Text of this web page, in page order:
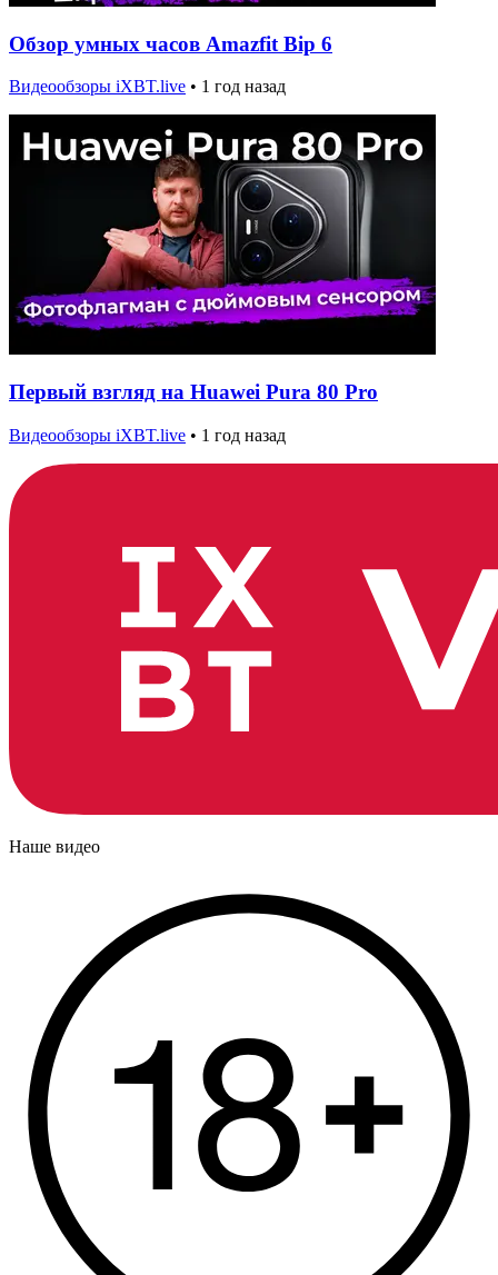
Обзор умных часов Amazfit Bip 6
Видеообзоры iXBT.live • 1 год назад
Первый взгляд на Huawei Pura 80 Pro
Видеообзоры iXBT.live • 1 год назад
Наше видео